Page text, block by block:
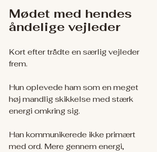
Mødet med hendes
åndelige vejleder
Kort efter trådte en særlig vejleder
frem.
Hun oplevede ham som en meget
høj mandlig skikkelse med stærk
energi omkring sig.
Han kommunikerede ikke primært
med ord. Mere gennem energi,